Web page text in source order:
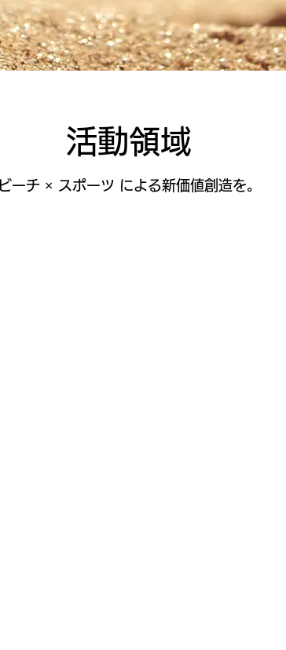
​​活動領域
​ビーチ × スポーツ による新価値創造を。